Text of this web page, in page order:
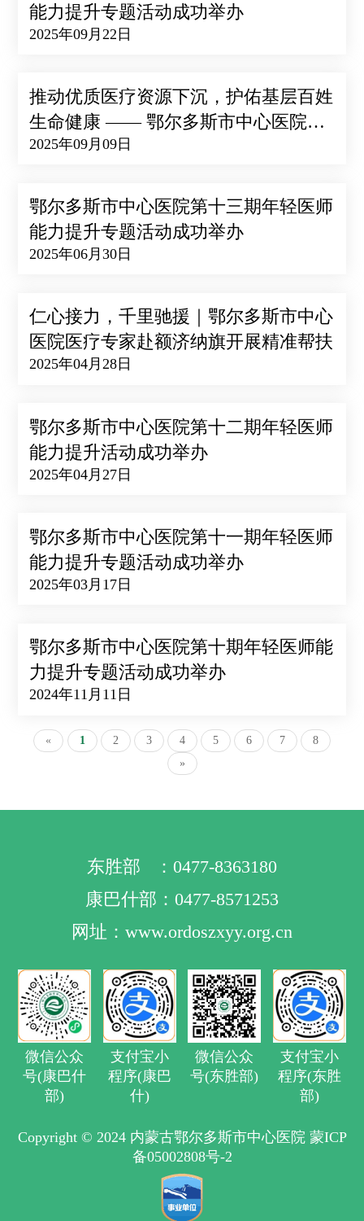
能力提升专题活动成功举办
2025年09月22日
推动优质医疗资源下沉，护佑基层百姓
生命健康 —— 鄂尔多斯市中心医院
2025年=巡回医疗工作启动
2025年09月09日
鄂尔多斯市中心医院第十三期年轻医师
能力提升专题活动成功举办
2025年06月30日
仁心接力，千里驰援｜鄂尔多斯市中心
医院医疗专家赴额济纳旗开展精准帮扶
2025年04月28日
鄂尔多斯市中心医院第十二期年轻医师
能力提升活动成功举办
2025年04月27日
鄂尔多斯市中心医院第十一期年轻医师
能力提升专题活动成功举办
2025年03月17日
鄂尔多斯市中心医院第十期年轻医师能
力提升专题活动成功举办
2024年11月11日
« 1 2 3 4 5 6 7
8
»
东胜部 ：0477-8363180
康巴什部：0477-8571253
网址：www.ordoszxyy.org.cn
微信公众
号(康巴什
部)
支付宝小
程序(康巴
什)
微信公众
号(东胜部)
支付宝小
程序(东胜
部)
Copyright © 2024 内蒙古鄂尔多斯市中心医院 蒙ICP
备05002808号-2